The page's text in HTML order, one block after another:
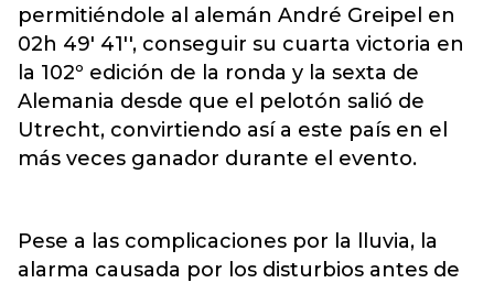
permitiéndole al alemán André Greipel en
02h 49' 41'', conseguir su cuarta victoria en
la 102º edición de la ronda y la sexta de
Alemania desde que el pelotón salió de
Utrecht, convirtiendo así a este país en el
más veces ganador durante el evento.
Pese a las complicaciones por la lluvia, la
alarma causada por los disturbios antes de